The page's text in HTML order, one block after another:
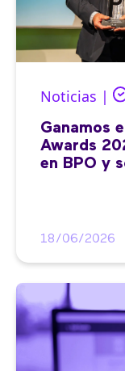
Noticias |
Ganamos
Awards
en BPO y
18/06/2026